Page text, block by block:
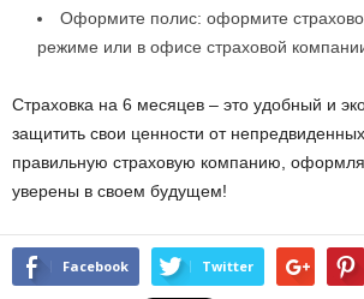
Оформите полис: оформите
режиме или в офисе страховой
Страховка на 6 месяцев – это удобный и
защитить свои ценности от
правильную страховую компанию,
уверены в своем будущем!
Facebook Twitter